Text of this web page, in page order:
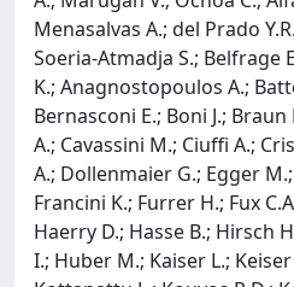
Menasalvas A.; del Prado
Soeria-Atmadja S.; Belfrage
K.; Anagnostopoulos A.;
Bernasconi E.; Boni J.; Braun
A.; Cavassini M.; Ciuffi A.;
A.; Dollenmaier G.; Egger M.;
Francini K.; Furrer H.; Fux
Haerry D.; Hasse B.; Hirsch
I.; Huber M.; Kaiser L.;